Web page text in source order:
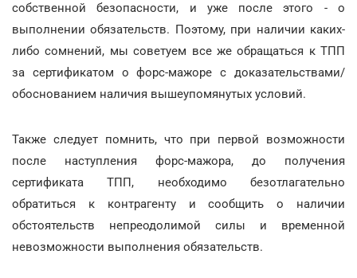
собственной безопасности, и уже после этого - о
выполнении обязательств. Поэтому, при наличии каких-
либо сомнений, мы советуем все же обращаться к ТПП
за сертификатом о форс-мажоре с доказательствами/
обоснованием наличия вышеупомянутых условий.
Также следует помнить, что при первой возможности
после наступления форс-мажора, до получения
сертификата ТПП, необходимо безотлагательно
обратиться к контрагенту и сообщить о наличии
обстоятельств непреодолимой силы и временной
невозможности выполнения обязательств.